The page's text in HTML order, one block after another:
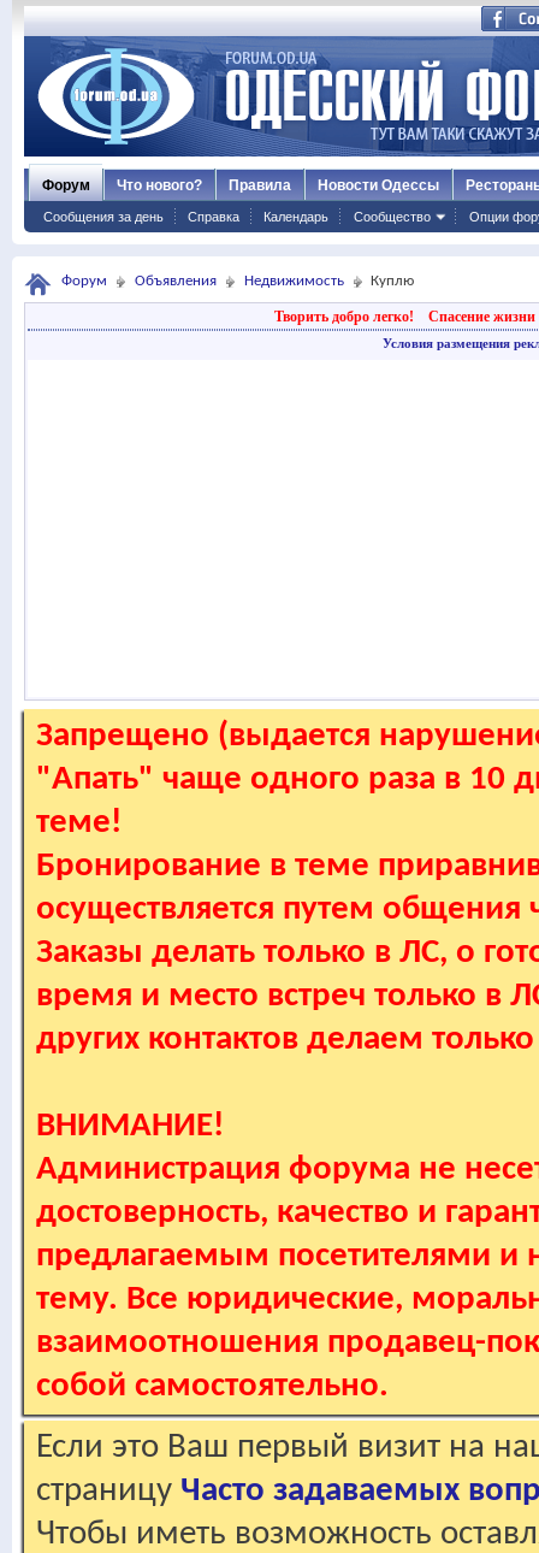
Форум
Сообщения за день Справка Календарь Сообщество Опции
Что нового? Правила Новости Одессы
Форум Объявления Недвижимость Куплю
Творить добро легко! Спасение жизни
Условия размещения
Запрещено (выдается
"Апать" чаще одного раза в 10
теме!
Бронирование в теме
осуществляется путем
Заказы делать только в ЛС, о
время и место встреч только в
других контактов делаем
ВНИМАНИЕ!
Администрация форума не
достоверность, качество и
предлагаемым посетителями и
тему. Все юридические,
взаимоотношения продавец-
собой самостоятельно.
Если это Ваш первый визит на
страницу Часто задаваемых
Чтобы иметь возможность